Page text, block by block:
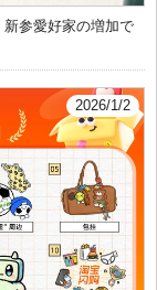
参愛好家の増加で
2026/1/2